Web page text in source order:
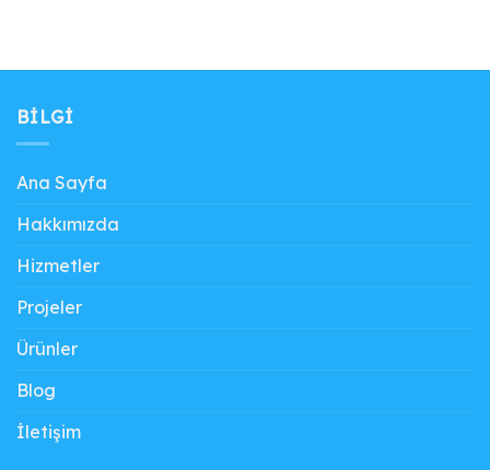
BILGI
Ana Sayfa
Hakkımızda
Hizmetler
Projeler
Ürünler
Blog
İletişim